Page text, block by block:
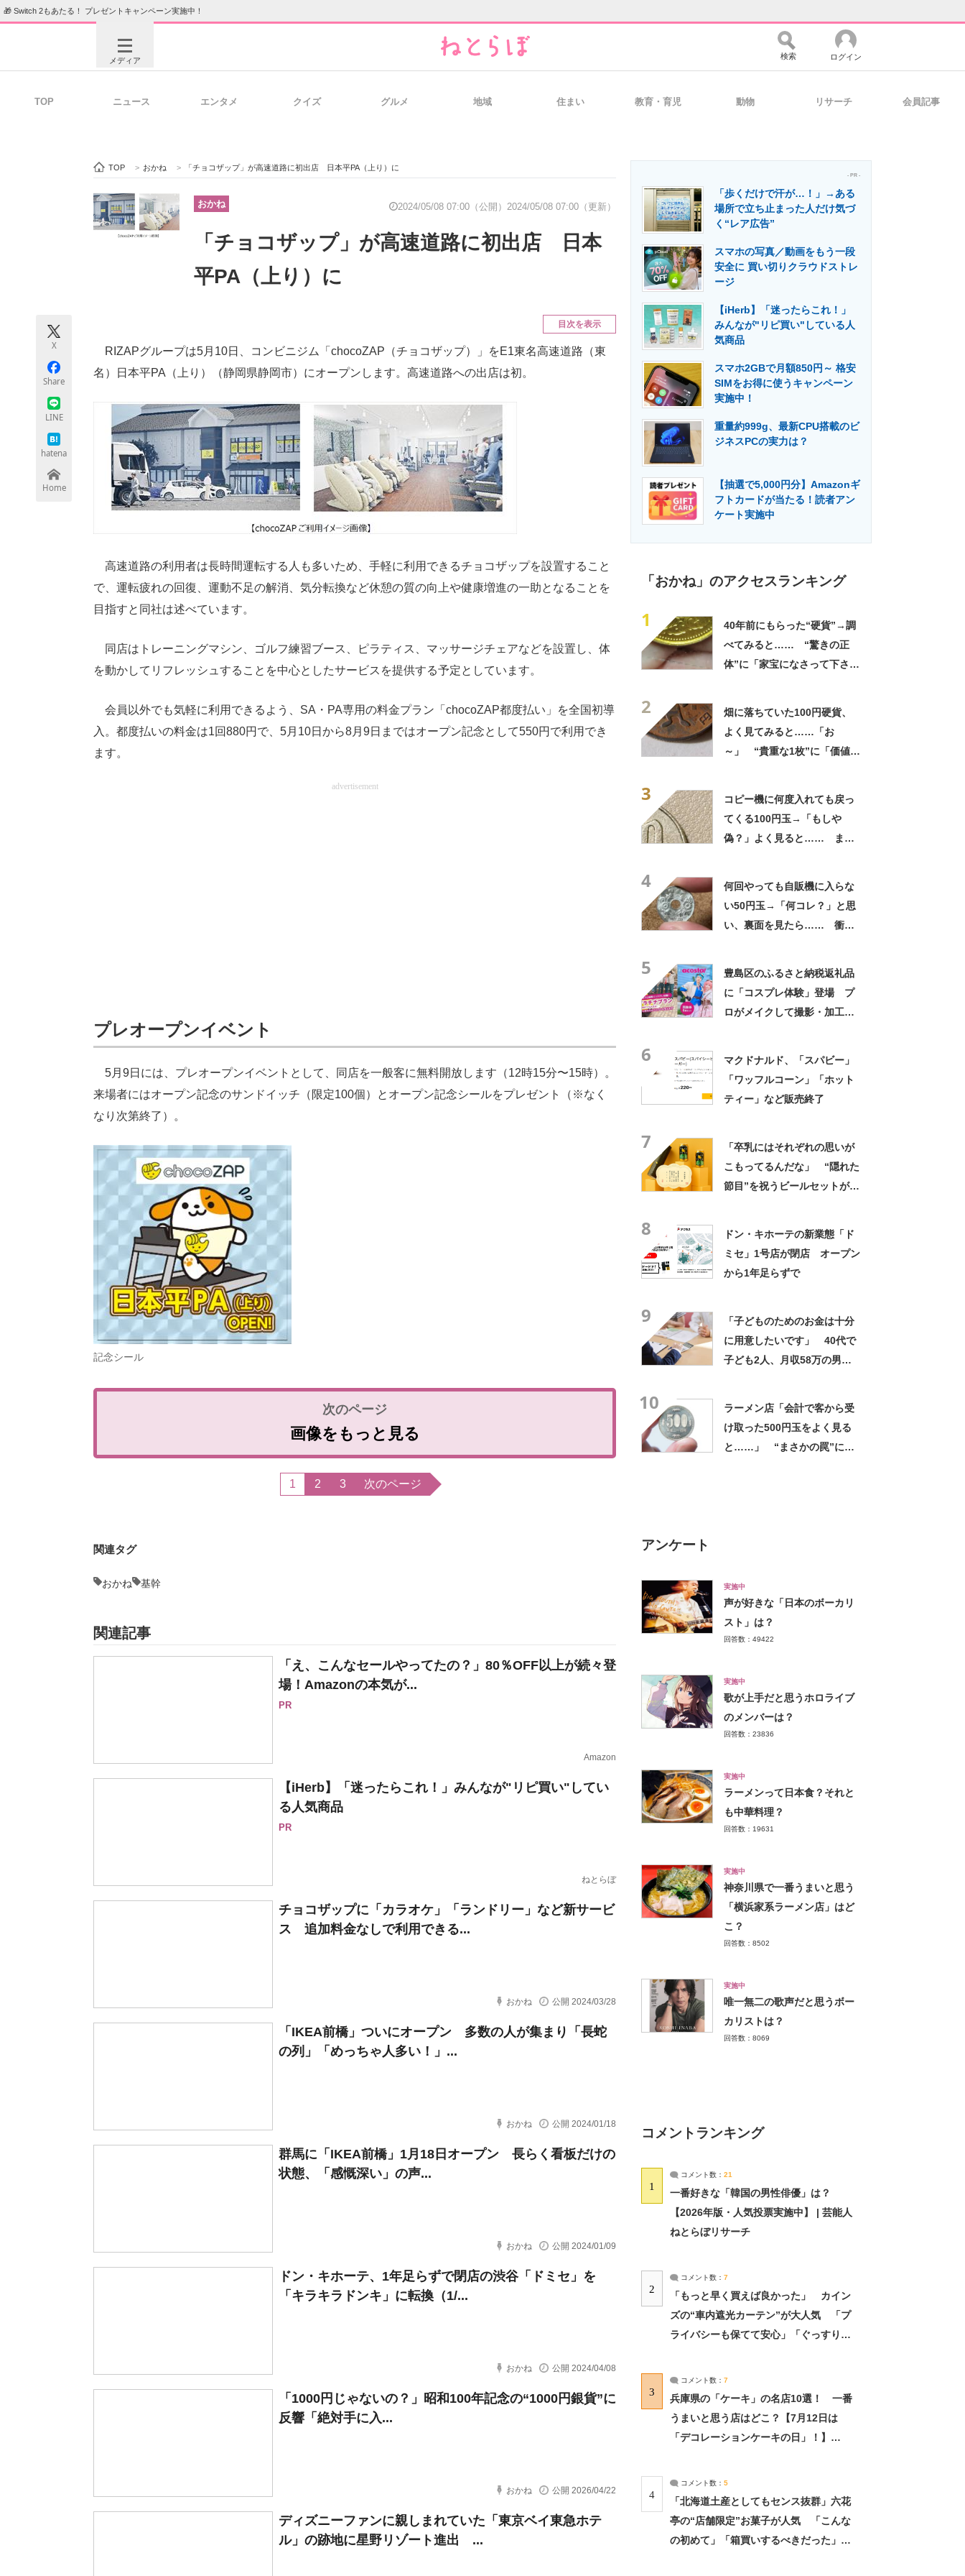
🎁 Switch 2もあたる！ プレゼントキャンペーン実施中！
メディア
ビジネスと働き方のヒント 経営リーダーのコミュニティ マーケ×ITの今がよく分かる
製造業のIT導入・活用を支援
エネルギーの専門メディア 建設×テクノロジーの最前線
ちょっと気になるネットの話題
検索 ログイン
TOP ニュース エンタメ クイズ グルメ 地域 住まい 教育・育児 動物 リサーチ 会員記事
TOP > おかね > 「チョコザップ」が高速道路に初出店 日本平PA（上り）に
おかね 2024/05/08 07:00（公開） 2024/05/08 07:00（更新）
「チョコザップ」が高速道路に初出店 日本
平PA（上り）に
X
Share
LINE
hatena
Home
目次を表示
RIZAPグループは5月10日、コンビニジム「chocoZAP（チョコザップ）」をE1東名高速道路（東
名）日本平PA（上り）（静岡県静岡市）にオープンします。高速道路への出店は初。
高速道路の利用者は長時間運転する人も多いため、手軽に利用できるチョコザップを設置すること
で、運転疲れの回復、運動不足の解消、気分転換など休憩の質の向上や健康増進の一助となることを
目指すと同社は述べています。
同店はトレーニングマシン、ゴルフ練習ブース、ピラティス、マッサージチェアなどを設置し、体
を動かしてリフレッシュすることを中心としたサービスを提供する予定としています。
会員以外でも気軽に利用できるよう、SA・PA専用の料金プラン「chocoZAP都度払い」を全国初導
入。都度払いの料金は1回880円で、5月10日から8月9日まではオープン記念として550円で利用でき
ます。
advertisement
プレオープンイベント
5月9日には、プレオープンイベントとして、同店を一般客に無料開放します（12時15分〜15時）。
来場者にはオープン記念のサンドイッチ（限定100個）とオープン記念シールをプレゼント（※なく
なり次第終了）。
記念シール
画像をもっと見る
1 2 3 次のページ
関連タグ
おかね 基幹
関連記事
「え、こんなセールやってたの？」80％OFF以上が続々登
場！Amazonの本気が...
PR
Amazon
【iHerb】「迷ったらこれ！」みんなが"リピ買い"してい
る人気商品
PR
ねとらぼ
チョコザップに「カラオケ」「ランドリー」など新サービ
ス 追加料金なしで利用できる...
おかね 公開 2024/03/28
「IKEA前橋」ついにオープン 多数の人が集まり「長蛇
の列」「めっちゃ人多い！」...
おかね 公開 2024/01/18
群馬に「IKEA前橋」1月18日オープン 長らく看板だけの
状態、「感慨深い」の声...
おかね 公開 2024/01/09
ドン・キホーテ、1年足らずで閉店の渋谷「ドミセ」を
「キラキラドンキ」に転換（1/...
おかね 公開 2024/04/08
「1000円じゃないの？」昭和100年記念の“1000円銀貨”に
反響「絶対手に入...
おかね 公開 2026/04/22
ディズニーファンに親しまれていた「東京ベイ東急ホテ
ル」の跡地に星野リゾート進出 ...
- PR -
「歩くだけで汗が…！」→ある
場所で立ち止まった人だけ気づ
く“レア広告”
スマホの写真／動画をもう一段
安全に 買い切りクラウドストレ
ージ
【iHerb】「迷ったらこれ！」
みんなが"リピ買い"している人
気商品
スマホ2GBで月額850円～ 格安
SIMをお得に使うキャンペーン
実施中！
重量約999g、最新CPU搭載のビ
ジネスPCの実力は？
【抽選で5,000円分】Amazonギ
フトカードが当たる！読者アン
ケート実施中
「おかね」のアクセスランキング
1
40年前にもらった“硬貨”→調
べてみると…… “驚きの正
体”に「家宝になさって下さ
2
畑に落ちていた100円硬貨、
よく見てみると……「お
～」 “貴重な1枚”に「価値で
3
コピー機に何度入れても戻っ
てくる100円玉→「もしや
偽？」よく見ると…… まさ
4
何回やっても自販機に入らな
い50円玉→「何コレ？」と思
い、裏面を見たら…… 衝撃
5
豊島区のふるさと納税返礼品
に「コスプレ体験」登場 プ
ロがメイクして撮影・加工ま
6
マクドナルド、「スパビー」
「ワッフルコーン」「ホット
ティー」など販売終了
7
「卒乳にはそれぞれの思いが
こもってるんだな」 “隠れた
節目”を祝うビールセットが好
8
ドン・キホーテの新業態「ド
ミセ」1号店が閉店 オープン
から1年足らずで
9
「子どものためのお金は十分
に用意したいです」 40代で
子ども2人、月収58万の男性
10
ラーメン店「会計で客から受
け取った500円玉をよく見る
と……」 “まさかの罠”に
アンケート
実施中
声が好きな「日本のボーカリ
スト」は？
回答数：49422
実施中
歌が上手だと思うホロライブ
のメンバーは？
回答数：23836
実施中
ラーメンって日本食？それと
も中華料理？
回答数：19631
実施中
神奈川県で一番うまいと思う
「横浜家系ラーメン店」はど
こ？
回答数：8502
実施中
唯一無二の歌声だと思うボー
カリストは？
回答数：8069
コメントランキング
1
コメント数： 21
一番好きな「韓国の男性俳優」は？
【2026年版・人気投票実施中】 | 芸能人
ねとらぼリサーチ
2
コメント数： 7
「もっと早く買えば良かった」 カイン
ズの“車内遮光カーテン”が大人気 「プ
ライバシーも保てて安心」「ぐっすり眠
3
コメント数： 7
兵庫県の「ケーキ」の名店10選！ 一番
うまいと思う店はどこ？【7月12日は
「デコレーションケーキの日」！】
4
コメント数： 5
「北海道土産としてもセンス抜群」六花
亭の“店舗限定”お菓子が人気 「こんな
の初めて」「箱買いするべきだった」